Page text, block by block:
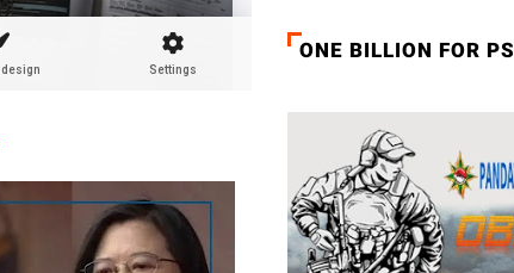
ONE BILLION FOR PS